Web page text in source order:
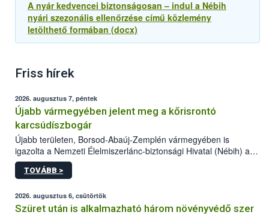
A nyár kedvencei biztonságosan – indul a Nébih
nyári szezonális ellenőrzése című közlemény
letölthető formában (docx)
Friss hírek
2026. augusztus 7, péntek
Újabb vármegyében jelent meg a kőrisrontó
karcsúdíszbogár
Újabb területen, Borsod-Abaúj-Zemplén vármegyében is
igazolta a Nemzeti Élelmiszerlánc-biztonsági Hivatal (Nébih) a
kőrisrontó karcsúdíszbogár (Agrilus planipennis) jelenlétét. A
kártevőt nem csak színcsapdában találták meg, de már fertőzött
az intenzív felderítést, emellett az intézkedéseket a szlovák
hatósággal is összehangolják a terjedés megállítása érdekében.
TOVÁBB >
2026. augusztus 6, csütörtök
Szüret után is alkalmazható három növényvédő szer